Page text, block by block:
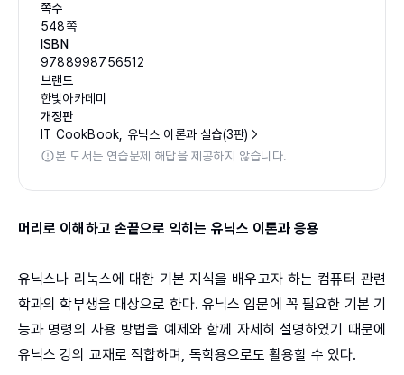
쪽수
548쪽
ISBN
9788998756512
브랜드
한빛아카데미
개정판
IT CookBook, 유닉스 이론과 실습(3판)
본 도서는 연습문제 해답을 제공하지 않습니다.
머리로 이해하고 손끝으로 익히는 유닉스 이론과 응용
유닉스나 리눅스에 대한 기본 지식을 배우고자 하는 컴퓨터 관련
학과의 학부생을 대상으로 한다. 유닉스 입문에 꼭 필요한 기본 기
능과 명령의 사용 방법을 예제와 함께 자세히 설명하였기 때문에
유닉스 강의 교재로 적합하며, 독학용으로도 활용할 수 있다.